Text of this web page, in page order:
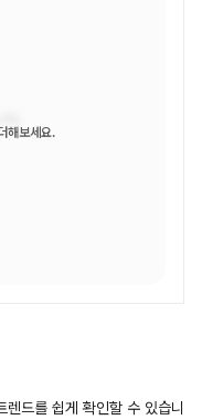
.
해보세요.
드를 쉽게 확인할 수 있습니